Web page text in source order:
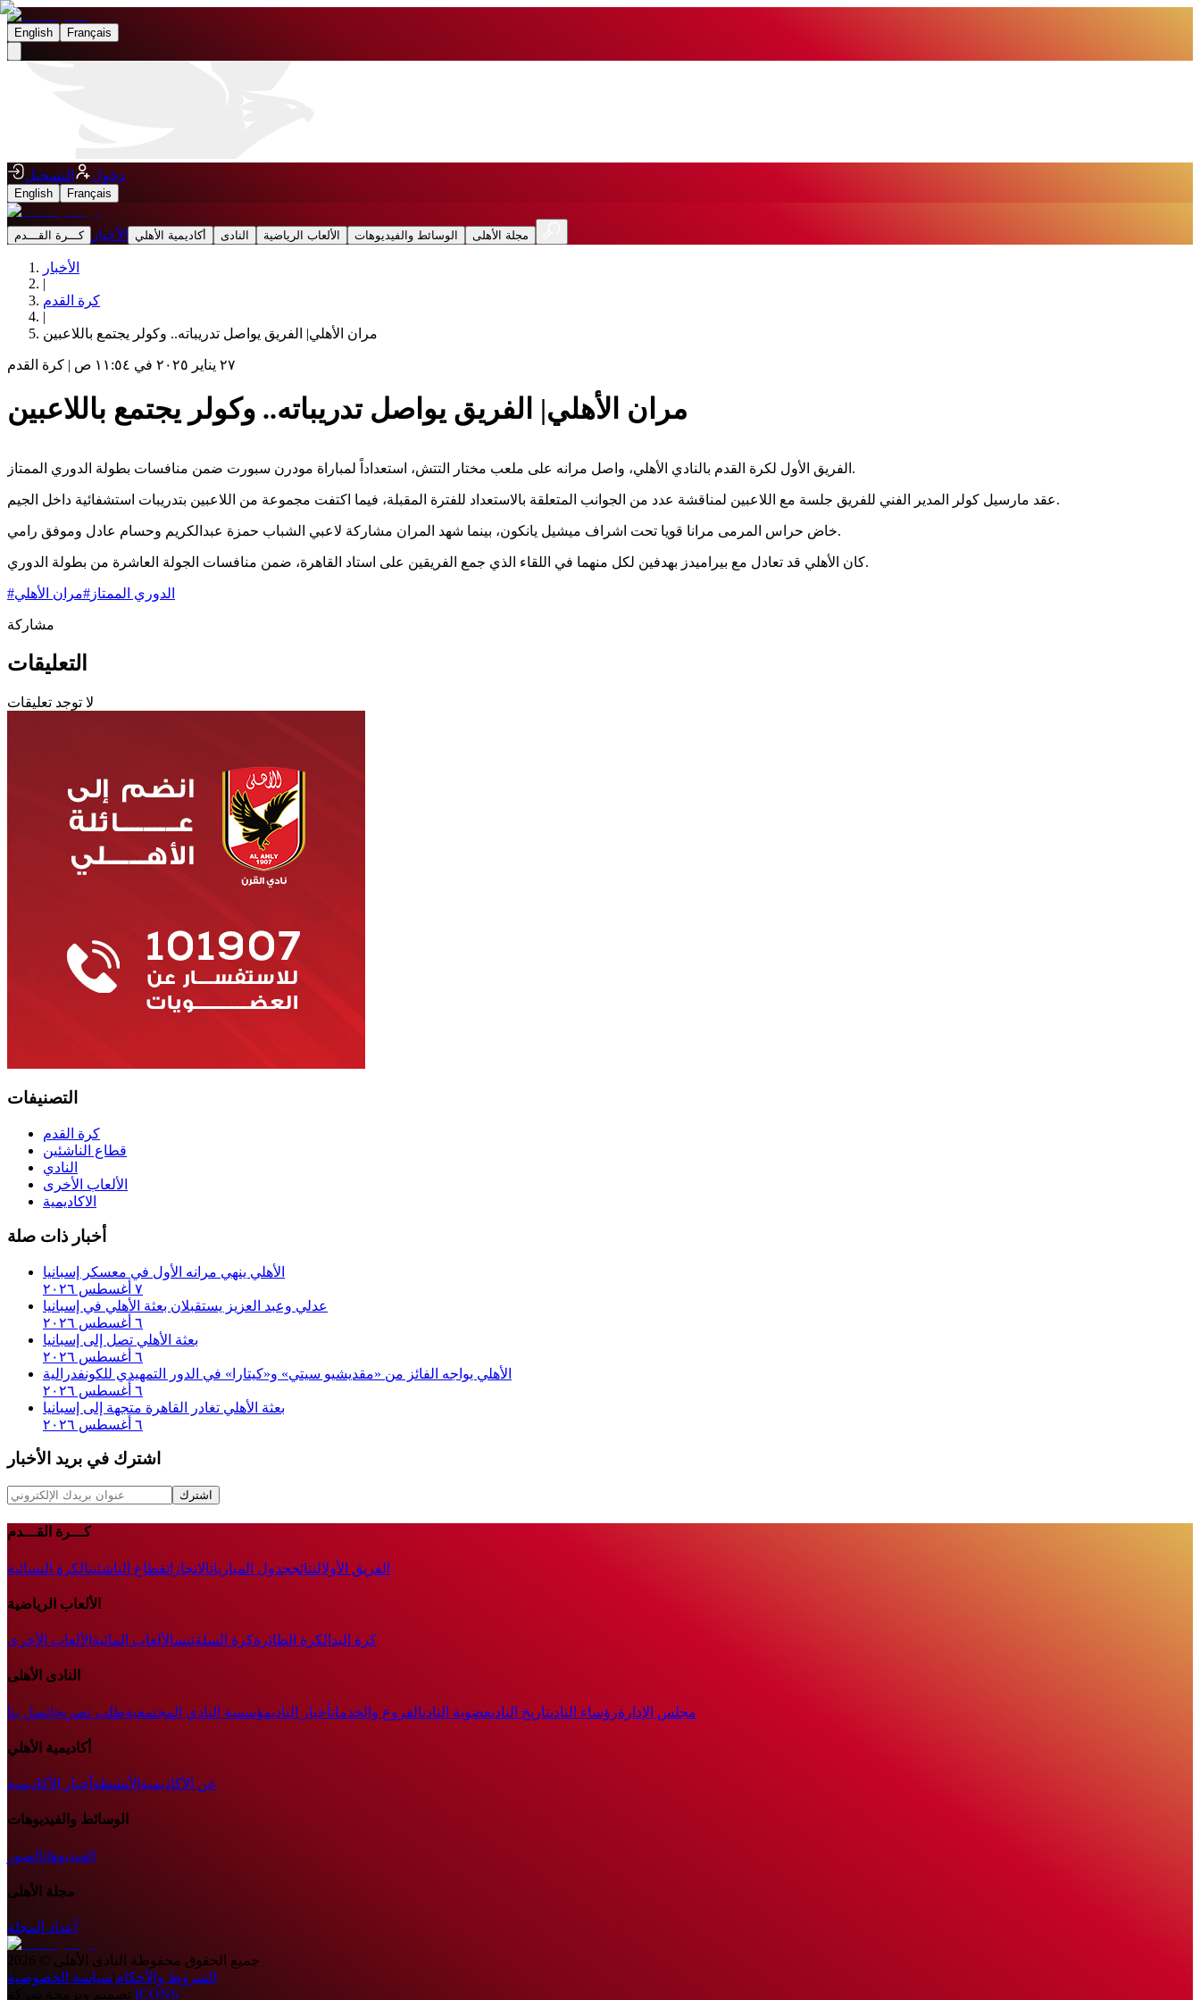
English Français
دخول التسجيل
English Français
كـــرة القـــدم الأخبار أكاديمية الأهلي النادى الألعاب الرياضية الوسائط والفيديوهات مجلة الأهلى
الأخبار
|
كرة القدم
|
مران الأهلي| الفريق يواصل تدريباته.. وكولر يجتمع باللاعبين
٢٧ يناير ٢٠٢٥ في ١١:٥٤ ص | كرة القدم
مران الأهلي| الفريق يواصل تدريباته.. وكولر يجتمع باللاعبين
الفريق الأول لكرة القدم بالنادي الأهلي، واصل مرانه على ملعب مختار التتش، استعداداً لمباراة مودرن سبورت ضمن منافسات بطولة الدوري الممتاز.
عقد مارسيل كولر المدير الفني للفريق جلسة مع اللاعبين لمناقشة عدد من الجوانب المتعلقة بالاستعداد للفترة المقبلة، فيما اكتفت مجموعة من اللاعبين بتدريبات استشفائية داخل الجيم.
خاض حراس المرمى مرانا قويا تحت اشراف ميشيل يانكون، بينما شهد المران مشاركة لاعبي الشباب حمزة عبدالكريم وحسام عادل وموفق رامي.
كان الأهلي قد تعادل مع بيراميدز بهدفين لكل منهما في اللقاء الذي جمع الفريقين على استاد القاهرة، ضمن منافسات الجولة العاشرة من بطولة الدوري.
# الدوري الممتاز #مران الأهلي
مشاركة
التعليقات
لا توجد تعليقات
التصنيفات
كرة القدم
قطاع الناشئين
النادي
الألعاب الأخرى
الاكاديمية
أخبار ذات صلة
الأهلي ينهي مرانه الأول في معسكر إسبانيا
٧ أغسطس ٢٠٢٦
عدلي وعبد العزيز يستقبلان بعثة الأهلي في إسبانيا
٦ أغسطس ٢٠٢٦
بعثة الأهلي تصل إلى إسبانيا
٦ أغسطس ٢٠٢٦
الأهلي يواجه الفائز من «مقديشيو سيتي» و«كيتارا» في الدور التمهيدي للكونفدرالية
٦ أغسطس ٢٠٢٦
بعثة الأهلي تغادر القاهرة متجهة إلى إسبانيا
٦ أغسطس ٢٠٢٦
اشترك في بريد الأخبار
اشترك
كـــرة القـــدم
الفريق الأولالنتائججدول المبارياتالإنجازاتقطاع الناشئينالكرة النسائية
الألعاب الرياضية
كرة اليد الكرة الطائرةكرة السلةتنسالألعاب المائية الألعاب الأخرى
النادى الأهلى
مجلس الإدارةرؤساء النادىتاريخ النادىعضوية النادىالفروع والخدماتأخبار الناديمؤسسة النادي المجتمعيةطلب تصريحاتصل بنا
أكاديمية الأهلي
عن الأكاديمية الأنشطة أخبار الأكاديمية
الوسائط والفيديوهات
الفيديوهاتالصور
مجلة الأهلى
أعداد المجلة
جميع الحقوق محفوظة النادى الأهلى ©
2026
الشروط والأحكام|سياسة الخصوصية
تصميم وبرمجة شركة ICONS